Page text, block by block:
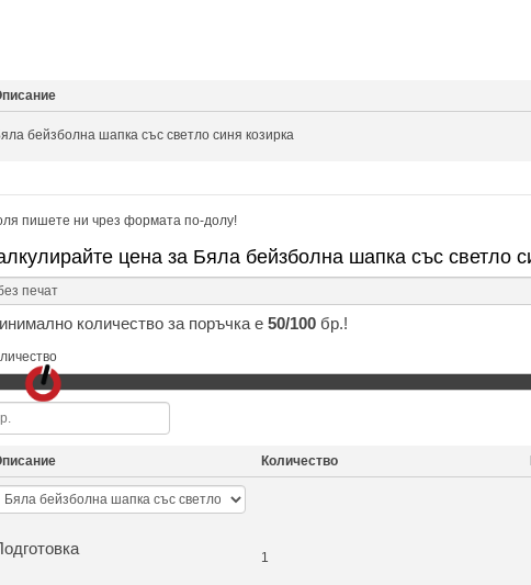
бейзболна шапка със светло синя козирка
пишете ни чрез формата по-долу!
цена за Бяла бейзболна шапка със светло
количество за поръчка е 50/100 бр.!
Количество
1